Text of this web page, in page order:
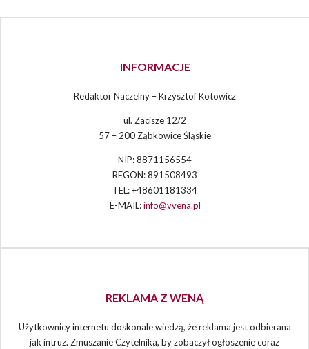
INFORMACJE
Redaktor Naczelny – Krzysztof Kotowicz
ul. Zacisze 12/2
57 – 200 Ząbkowice Śląskie
NIP: 8871156554
REGON: 891508493
TEL: +48601181334
E-MAIL:info@vvena.pl
REKLAMA Z WENĄ
Użytkownicy internetu doskonale wiedzą, że reklama jest odbierana
jak intruz. Zmuszanie Czytelnika, by zobaczył ogłoszenie coraz